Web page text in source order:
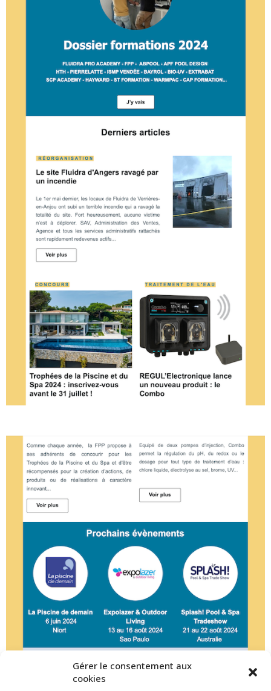
Gérer le consentement aux
cookies